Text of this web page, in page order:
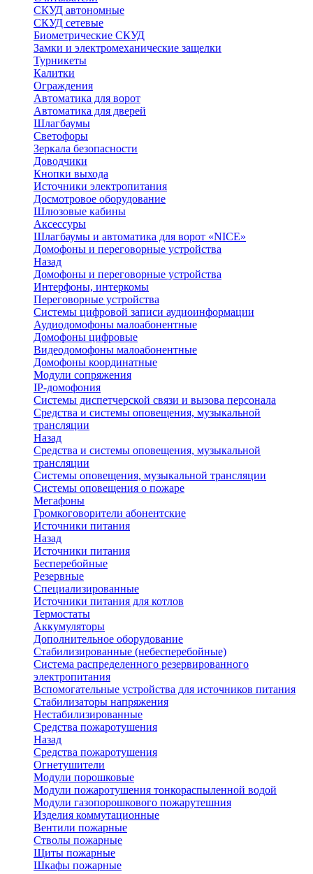
СКУД автономные
СКУД сетевые
Биометрические СКУД
Замки и электромеханические защелки
Турникеты
Калитки
Ограждения
Автоматика для ворот
Автоматика для дверей
Шлагбаумы
Светофоры
Зеркала безопасности
Доводчики
Кнопки выхода
Источники электропитания
Досмотровое оборудование
Шлюзовые кабины
Аксессуры
Шлагбаумы и автоматика для ворот «NICE»
Домофоны и переговорные устройства
Назад
Домофоны и переговорные устройства
Интерфоны, интеркомы
Переговорные устройства
Системы цифровой записи аудиоинформации
Аудиодомофоны малоабонентные
Домофоны цифровые
Видеодомофоны малоабонентные
Домофоны координатные
Модули сопряжения
IP-домофония
Системы диспетчерской связи и вызова персонала
Средства и системы оповещения, музыкальной
трансляции
Назад
Средства и системы оповещения, музыкальной
трансляции
Системы оповещения, музыкальной трансляции
Системы оповещения о пожаре
Мегафоны
Громкоговорители абонентские
Источники питания
Назад
Источники питания
Бесперебойные
Резервные
Специализированные
Источники питания для котлов
Термостаты
Аккумуляторы
Дополнительное оборудование
Стабилизированные (небесперебойные)
Система распределенного резервированного
электропитания
Вспомогательные устройства для источников питания
Стабилизаторы напряжения
Нестабилизированные
Средства пожаротушения
Назад
Средства пожаротушения
Огнетушители
Модули порошковые
Модули пожаротушения тонкораспыленной водой
Модули газопорошкового пожарутешния
Изделия коммутационные
Вентили пожарные
Стволы пожарные
Щиты пожарные
Шкафы пожарные